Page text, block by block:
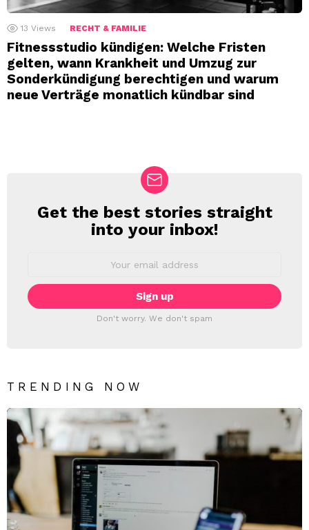
13 Views RECHT & FAMILIE
Fitnessstudio kündigen: Welche Fristen
gelten, wann Krankheit und Umzug zur
Sonderkündigung berechtigen und warum
neue Verträge monatlich kündbar sind
NEWSLETTER
Get the best stories straight
into your inbox!
Don't worry. We don't spam
TRENDING NOW